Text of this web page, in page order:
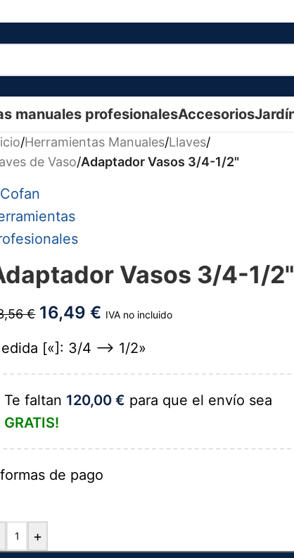
manuales profesionalesAccesorios
/Herramientas Manuales/Llaves/
de Vaso/Adaptador Vasos 3/4-1/2"
Vasos 3/4-1/2"
€ 16,49€ IVA no incluido
[«]: 3/4 –> 1/2»
Te faltan 120,00€ para que el envío sea
GRATIS!
+